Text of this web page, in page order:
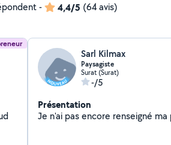
- 4,4/5 (64 avis)
Sarl Kilmax
Paysagiste
Surat (Surat)
-/5
Présentation